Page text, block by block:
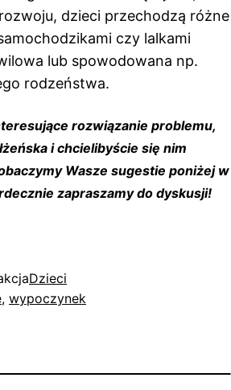
dzieci przechodzą różne
czy lalkami
lub spowodowana np.
rodzeństwa.
rozwiązanie problemu,
i chcielibyście się nim
Wasze sugestie poniżej w
zapraszamy do dyskusji!
Dzieci
, wypoczynek